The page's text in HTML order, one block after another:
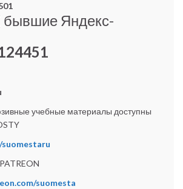
Яндекс-
учебные материалы доступны
suomesta